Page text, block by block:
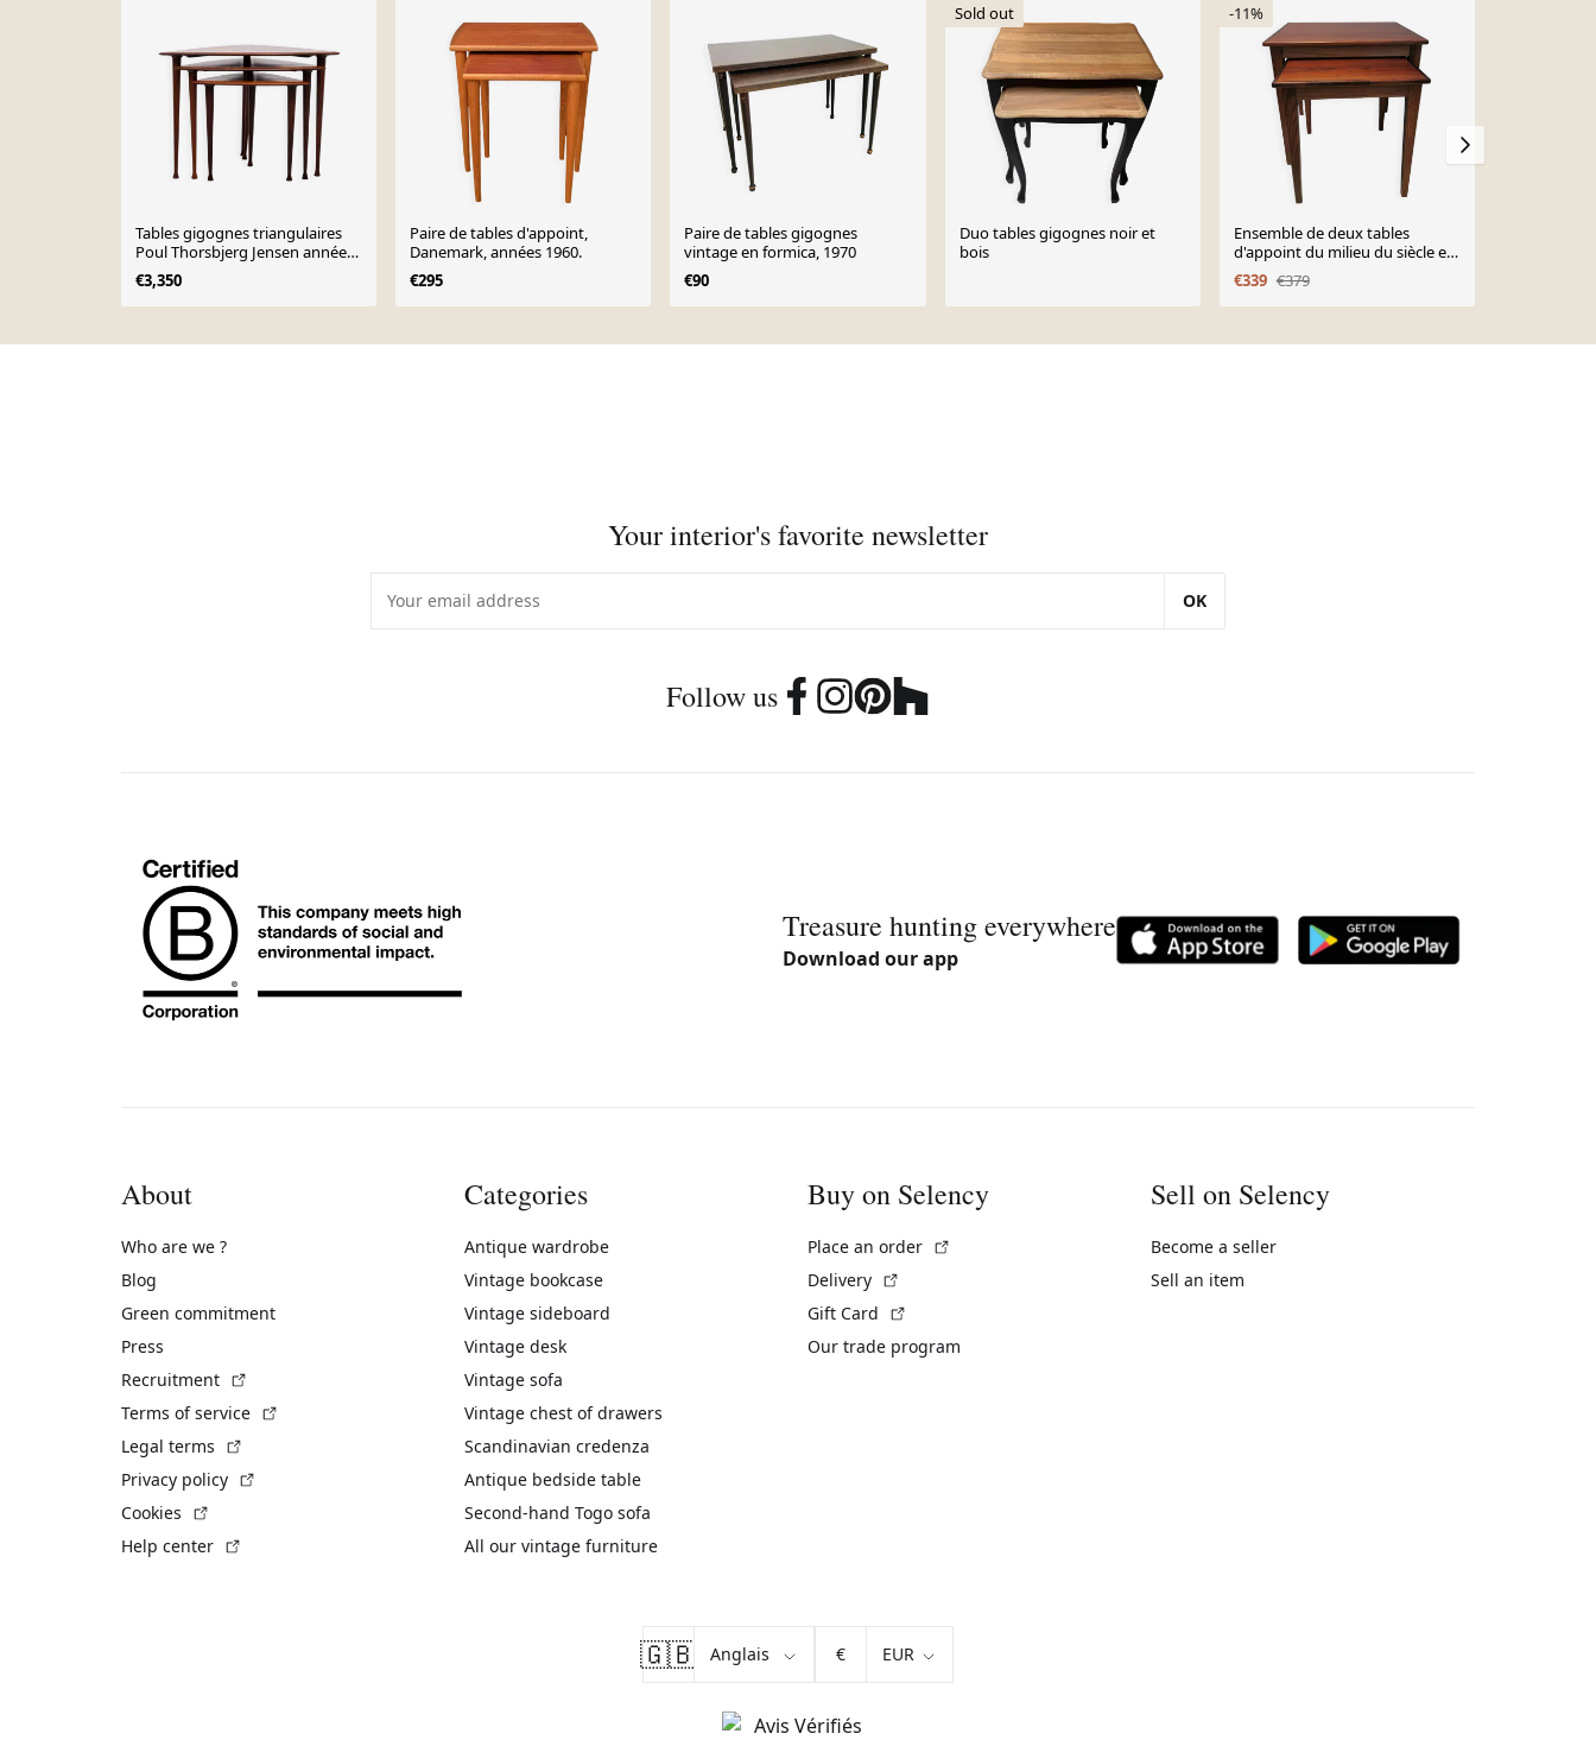
Tables gigognes triangulaires
Poul Thorsbjerg Jensen années
1950
€3,350
Paire de tables d'appoint,
Danemark, années 1960.
€295
Paire de tables gigognes
vintage en formica, 1970
€90
Sold out
Duo tables gigognes noir et
bois
-11%
Ensemble de deux tables
d'appoint du milieu du siècle en
palissandre conçues par Bent
Silberg pour les meubles du
Danemark.
€339 €379
Your interior's favorite newsletter
OK
Follow us
Treasure hunting everywhere
Download our app
About
Who are we ?
Blog
Green commitment
Press
Recruitment
Terms of service
Legal terms
Privacy policy
Cookies
Help center
Categories
Antique wardrobe
Vintage bookcase
Vintage sideboard
Vintage desk
Vintage sofa
Vintage chest of drawers
Scandinavian credenza
Antique bedside table
Second-hand Togo sofa
All our vintage furniture
Buy on Selency
Place an order
Delivery
Gift Card
Our trade program
Sell on Selency
Become a seller
Sell an item
🇬🇧 €